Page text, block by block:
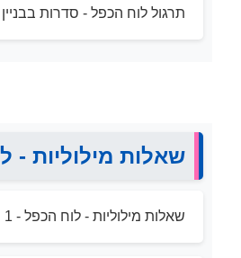
תרגול לוח הכפל - סדרות בבניין
שאלות מילוליות -
שאלות מילוליות - לוח הכפל - 1